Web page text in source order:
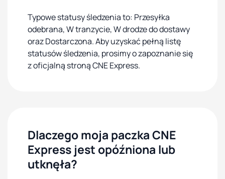
Typowe statusy śledzenia to: Przesyłka
odebrana, W tranzycie, W drodze do dostawy
oraz Dostarczona. Aby uzyskać pełną listę
statusów śledzenia, prosimy o zapoznanie się
z oficjalną stroną CNE Express.
Dlaczego moja paczka CNE
Express jest opóźniona lub
utknęła?